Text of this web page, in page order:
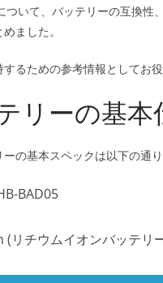
ついて、バッテリーの互換
ました。
るための参考情報としてお役
リーの基
の基本スペックは以下の通り
BAD05
(リチウムイオンバッテリ